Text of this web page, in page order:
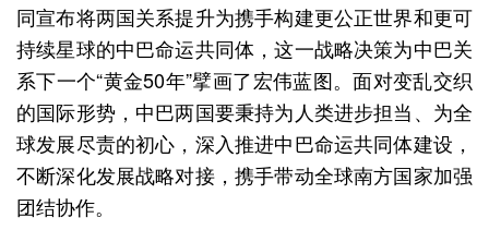
同宣布将两国关系提升为携手构建更公正世界和更可
持续星球的中巴命运共同体，这一战略决策为中巴关
系下一个“黄金50年”擘画了宏伟蓝图。面对变乱交织
的国际形势，中巴两国要秉持为人类进步担当、为全
球发展尽责的初心，深入推进中巴命运共同体建设，
不断深化发展战略对接，携手带动全球南方国家加强
团结协作。